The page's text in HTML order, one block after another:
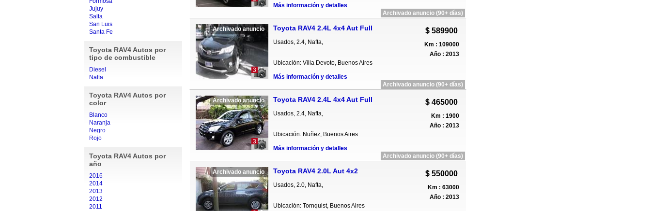
Jujuy
Salta
San Luis
Santa Fe
Toyota RAV4 Autos por
tipo de combustible
Diesel
Nafta
Toyota RAV4 Autos por
color
Blanco
Naranja
Negro
Rojo
Toyota RAV4 Autos por
año
2016
2014
2013
2012
2011
Más información y detalles
Archivado anuncio (90+ días)
Archivado anuncio
3
Toyota RAV4 2.4L 4x4 Aut Full
Usados, 2.4, Nafta,
Ubicación: Villa Devoto, Buenos Aires
Más información y detalles
$ 589900
Km : 109000
Año : 2013
Archivado anuncio (90+ días)
Archivado anuncio
3
Toyota RAV4 2.4L 4x4 Aut Full
Usados, 2.4, Nafta,
Ubicación: Nuñez, Buenos Aires
Más información y detalles
$ 465000
Km : 1900
Año : 2013
Archivado anuncio (90+ días)
Archivado anuncio Toyota RAV4 2.0L Aut 4x2
Usados, 2.0, Nafta,
Ubicación: Tornquist, Buenos Aires
$ 550000
Km : 63000
Año : 2013